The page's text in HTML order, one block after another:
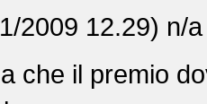
2009 12.29) n/a
che il premio